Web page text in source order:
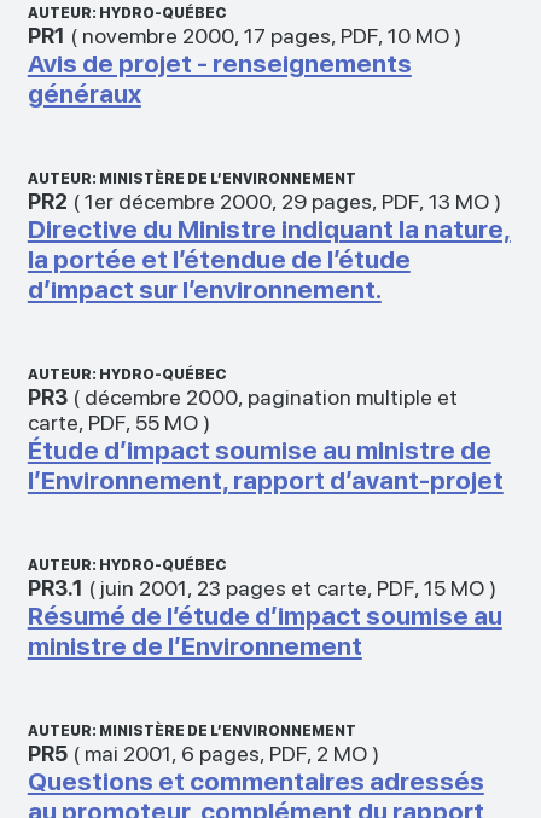
AUTEUR: HYDRO-QUÉBEC
PR1 ( novembre 2000, 17 pages, PDF, 10 MO)
Avis de projet - renseignements
généraux
AUTEUR: MINISTÈRE DE L’ENVIRONNEMENT
PR2 (1er décembre 2000, 29 pages, PDF, 13 MO)
Directive du Ministre indiquant la nature,
la portée et l’étendue de l’étude
d’impact sur l’environnement.
AUTEUR: HYDRO-QUÉBEC
PR3( décembre 2000, pagination multiple et
carte, PDF, 55 MO)
Étude d’impact soumise au ministre de
l’Environnement, rapport d’avant-projet
AUTEUR: HYDRO-QUÉBEC
PR3.1 ( juin 2001, 23 pages et carte, PDF, 15 MO)
Résumé de l’étude d’impact soumise au
ministre de l’Environnement
AUTEUR: MINISTÈRE DE L’ENVIRONNEMENT
PR5( mai 2001, 6 pages, PDF, 2 MO)
Questions et commentaires adressés
au promoteur, complément du rapport